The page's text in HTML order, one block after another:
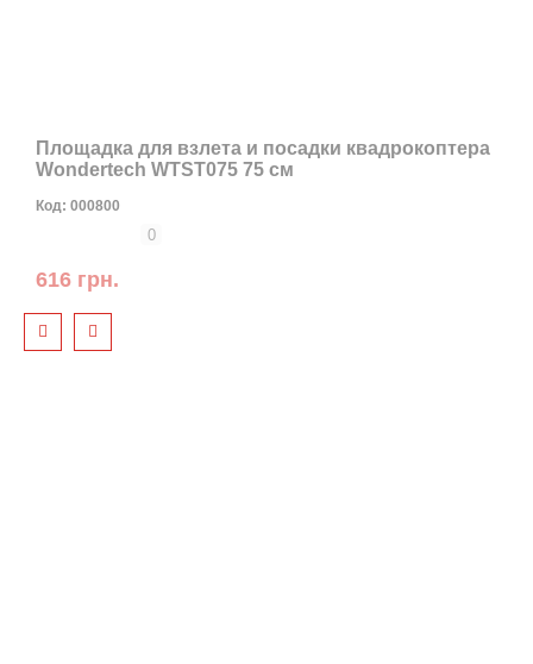
Площадка для взлета и посадки квадрокоптера
Wondertech WTST075 75 см
Код: 000800
0
616 грн.